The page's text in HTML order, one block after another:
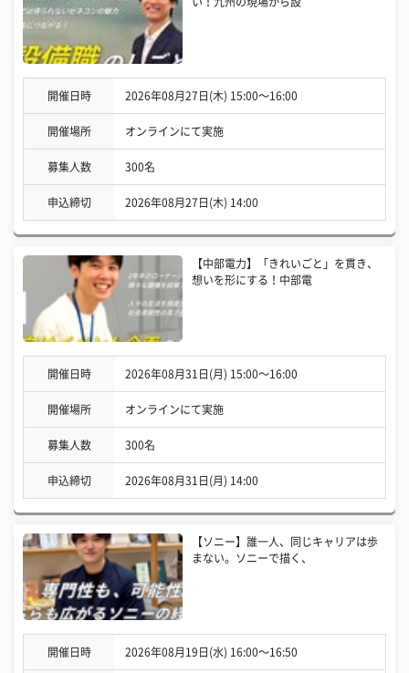
開催日時 2026年08月27日(木) 15:00〜16:00
開催場所 オンラインにて実施
募集人数 300名
申込締切 2026年08月27日(木) 14:00
【中部電力】「きれいごと」を貫き、
想いを形にする！中部電
開催日時 2026年08月31日(月) 15:00〜16:00
開催場所 オンラインにて実施
募集人数 300名
申込締切 2026年08月31日(月) 14:00
【ソニー】誰一人、同じキャリアは歩
まない。ソニーで描く、
開催日時 2026年08月19日(水) 16:00〜16:50